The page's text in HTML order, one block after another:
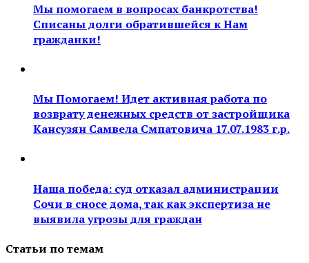
Мы помогаем в вопросах банкротства!
Списаны долги обратившейся к Нам
гражданки!
Мы Помогаем! Идет активная работа по
возврату денежных средств от застройщика
Кансузян Самвела Смпатовича 17.07.1983 г.р.
Наша победа: суд отказал администрации
Сочи в сносе дома, так как экспертиза не
выявила угрозы для граждан
Статьи по темам